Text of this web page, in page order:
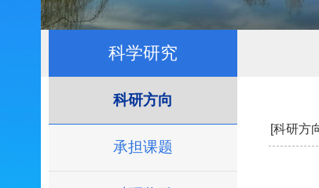
科学研究
科研方向
承担课题
[科研方